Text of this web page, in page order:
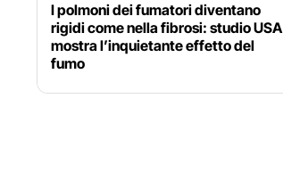
I polmoni dei fumatori diventano
rigidi come nella fibrosi: studio USA
mostra l’inquietante effetto del
fumo